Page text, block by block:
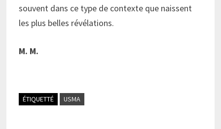
souvent dans ce type de contexte que naissent
les plus belles révélations.
M. M.
ÉTIQUETTÉ USMA